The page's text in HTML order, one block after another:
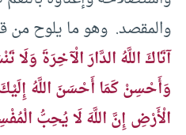
والمقصد. وهو ما يلوح من
آتَاكَ اللَّهُ الدَّارَ الْآخِرَةَ
وَأَحْسِنْ كَمَا أَحْسَنَ اللَّهُ
الْأَرْضِ إِنَّ اللَّهَ لَا يُحِبُّ